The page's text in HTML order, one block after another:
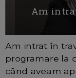
Am
Am intrat în
programare la
când aveam